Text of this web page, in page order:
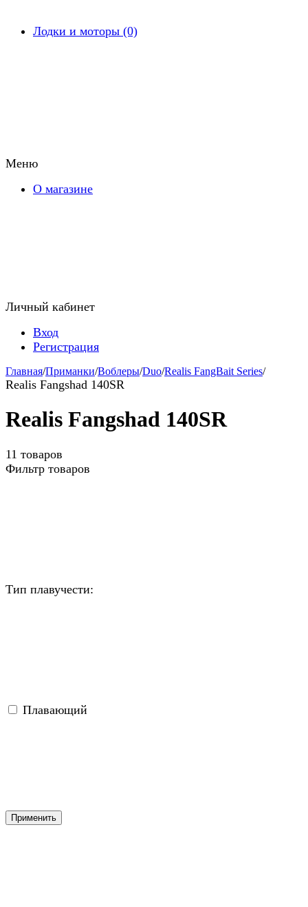
Лодки и моторы (0)
Меню
О магазине
Личный кабинет
Вход
Регистрация
Главная/Приманки/Воблеры/Duo/Realis FangBait Series/
Realis Fangshad 140SR
Realis Fangshad 140SR
11 товаров
Фильтр товаров
Тип плавучести:
Плавающий
Применить